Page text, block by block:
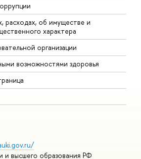
расходах, об имуществе и
характера
организации
возможностями здоровья
и высшего образования РФ